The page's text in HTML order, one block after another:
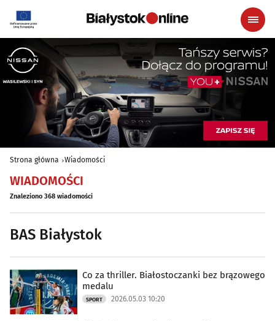
Strona główna Wiadomości
WIADOMOŚCI
Znaleziono 368 wiadomości
BAS Białystok
Co za thriller. Białostoczanki bez brązowego
medalu
SPORT 2026.05.03 10:20